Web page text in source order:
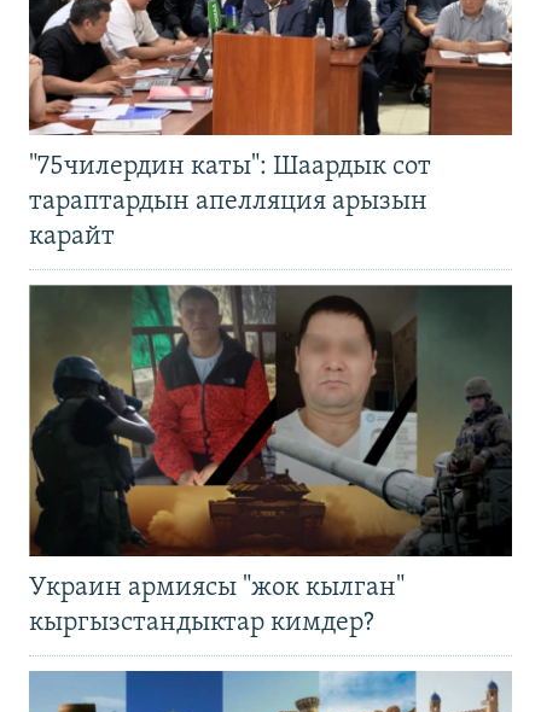
"75чилердин каты": Шаардык сот
тараптардын апелляция арызын
карайт
Украин армиясы "жок кылган"
кыргызстандыктар кимдер?